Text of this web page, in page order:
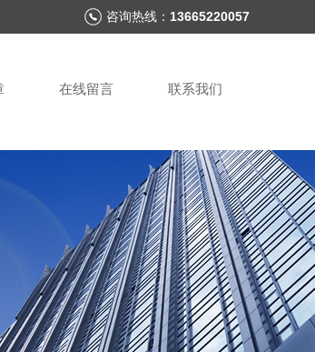
咨询热线： 13665220057
在线留言 联系我们